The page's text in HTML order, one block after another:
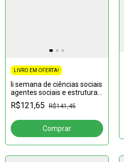
LIVRO EM OFERTA!
Ii semana de ciências sociais
agentes sociais e estruturas
anais
R$121,65 R$141,45